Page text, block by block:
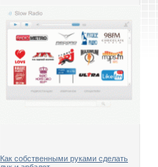
Как собственными руками сделать